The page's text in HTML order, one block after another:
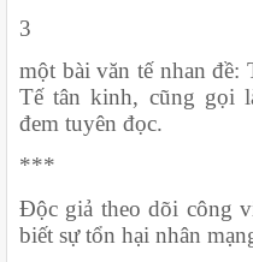
3
một bài văn tế nhan
Tế tân kinh, cũng gọi
đem tuyên đọc.
***
Độc giả theo dõi công
biết sự tổn hại nhân